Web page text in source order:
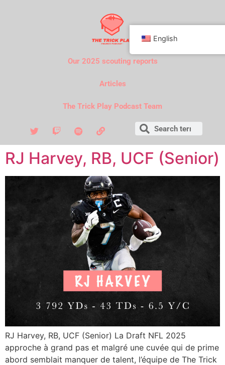
Our 2025 scouting reports
Articles
The Trick Play Podcast Team
RJ Harvey, RB, UCF (Senior)
RJ Harvey, RB, UCF (Senior) La Draft NFL 2025
approche à grand pas et malgré une cuvée qui de prime
abord semblait manquer de talent, l’équipe de The Trick
English